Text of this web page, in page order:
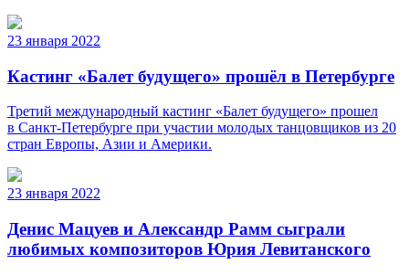
23 января 2022
Кастинг «Балет будущего» прошёл в Петербурге
Третий международный кастинг «Балет будущего» прошел
в Санкт-Петербурге при участии молодых танцовщиков из 20
стран Европы, Азии и Америки.
23 января 2022
Денис Мацуев и Александр Рамм сыграли
любимых композиторов Юрия Левитанского